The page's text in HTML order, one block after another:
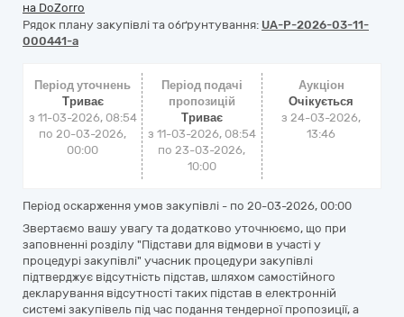
на DoZorro
Рядок плану закупівлі та обґрунтування: UA-P-2026-03-11-
000441-a
Період уточнень
Триває
з 11-03-2026, 08:54
по 20-03-2026,
00:00
Період подачі
пропозицій
Триває
з 11-03-2026, 08:54
по 23-03-2026,
10:00
Аукціон
Очікується
з24-03-2026,
13:46
Період оскарження умов закупівлі - по 20-03-2026, 00:00
Звертаємо вашу увагу та додатково уточнюємо, що при
заповненні розділу "Підстави для відмови в участі у
процедурі закупівлі" учасник процедури закупівлі
підтверджує відсутність підстав, шляхом самостійного
декларування відсутності таких підстав в електронній
системі закупівель під час подання тендерної пропозиції, а